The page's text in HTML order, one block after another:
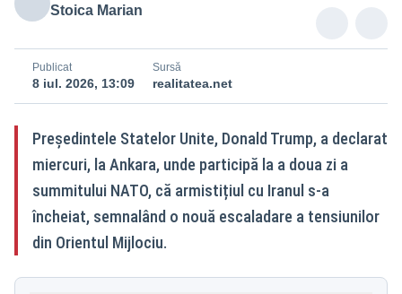
Stoica Marian
Publicat
8 iul. 2026, 13:09
Sursă
realitatea.net
Președintele Statelor Unite, Donald Trump, a declarat
miercuri, la Ankara, unde participă la a doua zi a
summitului NATO, că armistițiul cu Iranul s-a
încheiat, semnalând o nouă escaladare a tensiunilor
din Orientul Mijlociu.